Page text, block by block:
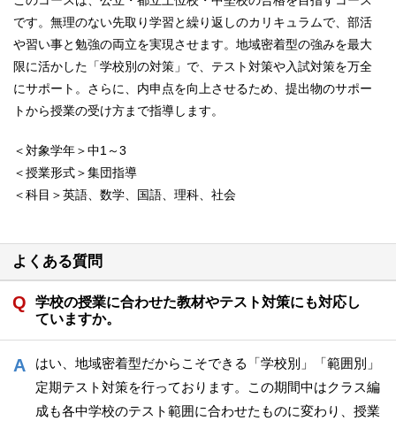
です。無理のない先取り学習と繰り返しのカリキュラムで、部活
や習い事と勉強の両立を実現させます。地域密着型の強みを最大
限に活かした「学校別の対策」で、テスト対策や入試対策を万全
にサポート。さらに、内申点を向上させるため、提出物のサポー
トから授業の受け方まで指導します。
＜対象学年＞中1～3
＜授業形式＞集団指導
＜科目＞英語、数学、国語、理科、社会
よくある質問
学校の授業に合わせた教材やテスト対策にも対応し
ていますか。
はい、地域密着型だからこそできる「学校別」「範囲別」
定期テスト対策を行っております。この期間中はクラス編
成も各中学校のテスト範囲に合わせたものに変わり、授業